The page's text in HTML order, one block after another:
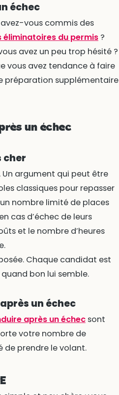
échec
vous commis des
éliminatoires du permis?
avez un peu trop hésité ?
vous avez tendance à faire
préparation supplémentaire
un échec
cher
Un argument qui peut être
classiques pour repasser
nombre limité de places
cas d’échec de leurs
et le nombre d’heures
Chaque candidat est
bon lui semble.
un échec
après un échecsont
votre nombre de
de prendre le volant.